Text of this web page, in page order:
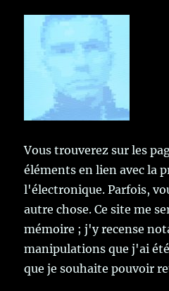
Vous trouverez sur les
éléments en lien avec la
l'électronique. Parfois,
autre chose. Ce site me
mémoire ; j'y recense
manipulations que j'ai
que je souhaite pouvoir